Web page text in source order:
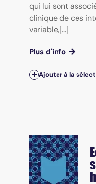
qui lui sont
clinique de ces
variable,[...]
Plus d'info
Ajouter à la